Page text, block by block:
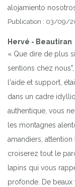
alojamiento
Publication : 03/09/
Hervé - Beautiran
« Que dire de plus
sentions chez
l'aide et support,
dans un cadre
authentique, vous
les montagnes
amandiers,
croiserez tout le
lapins qui vous
profonde. De